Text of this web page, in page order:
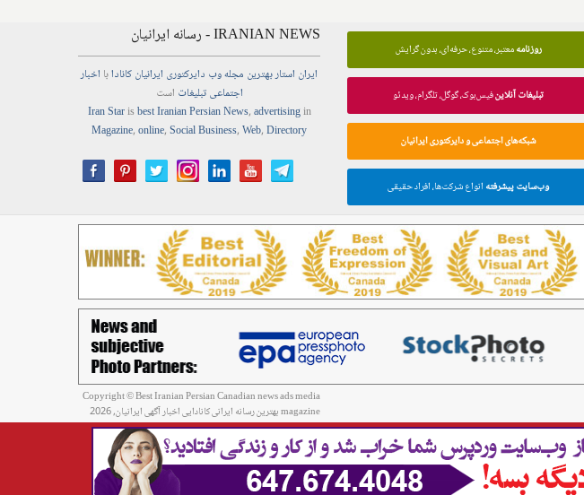
IRANIAN NEWS - رسانه ایرانیان
ایران استاربهترین مجلهوب دایرکتوری ایرانیان کانادابا اخبار
اجتماعی تبلیغات است
Iran Starisbest Iranian PersianNews,advertisingin
Magazine,online,Social Business,Web,Directory
روزنامهمعتبر، متنوع، حرفه‌ای، بدون گرایش
تبلیغات آنلاینفیس‌بوک، گوگل، تلگرام، ویدئو
شبکه‌های اجتماعی و دایرکتوری ایرانیان
وب‌سایت پیشرفته انواع شرکت‌ها، افراد حقیقی
Copyright © Best Iranian Persian Canadian news ads media
magazine بهترین رسانه ایرانی کانادایی اخبار آگهی ایرانیان, 2026